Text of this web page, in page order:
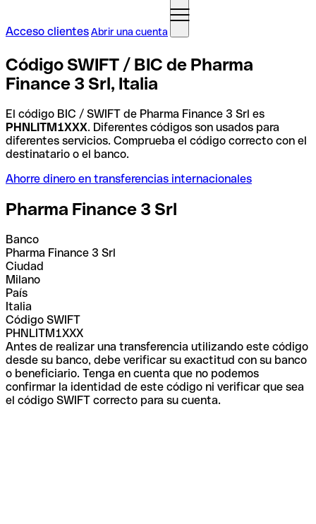
Acceso clientesAbrir una cuenta
Código SWIFT / BIC de Pharma
Finance 3 Srl, Italia
El código BIC / SWIFT de Pharma Finance 3 Srl es
PHNLITM1XXX. Diferentes códigos son usados para
diferentes servicios. Comprueba el código correcto con el
destinatario o el banco.
Ahorre dinero en transferencias internacionales
Pharma Finance 3 Srl
Banco
Pharma Finance 3 Srl
Ciudad
Milano
País
Italia
Código SWIFT
PHNLITM1XXX
Antes de realizar una transferencia utilizando este código
desde su banco, debe verificar su exactitud con su banco
o beneficiario. Tenga en cuenta que no podemos
confirmar la identidad de este código ni verificar que sea
el código SWIFT correcto para su cuenta.